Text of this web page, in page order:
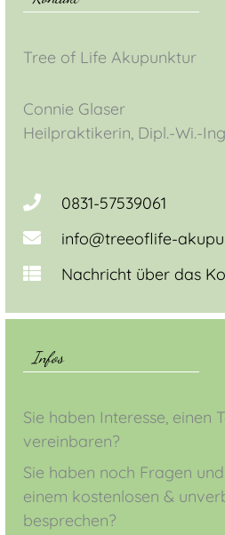
Tree of Life Akupunktur
Connie Glaser
Heilpraktikerin, Dipl.-Wi.-
0831-57539061
info@treeoflife-
Nachricht über das
Infos
Sie haben Interesse, einen
vereinbaren?
Sie haben noch Fragen
einem kostenlosen &
besprechen?